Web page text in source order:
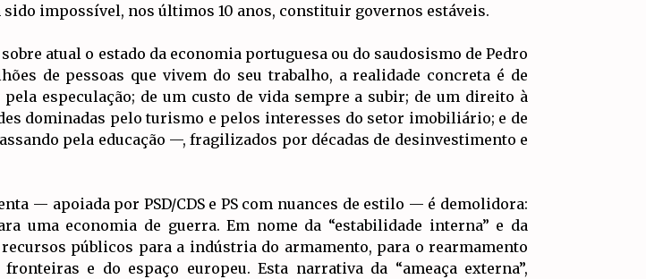
impossível, nos últimos 10 anos, constituir governos estáveis.
atual o estado da economia portuguesa ou do saudosismo de Pedro
de pessoas que vivem do seu trabalho, a realidade concreta é de
especulação; de um custo de vida sempre a subir; de um direito à
dominadas pelo turismo e pelos interesses do setor imobiliário; e de
pela educação —, fragilizados por décadas de desinvestimento e
— apoiada por PSD/CDS e PS com nuances de estilo — é demolidora:
uma economia de guerra. Em nome da “estabilidade interna” e da
públicos para a indústria do armamento, para o rearmamento
e do espaço europeu. Esta narrativa da “ameaça externa”,